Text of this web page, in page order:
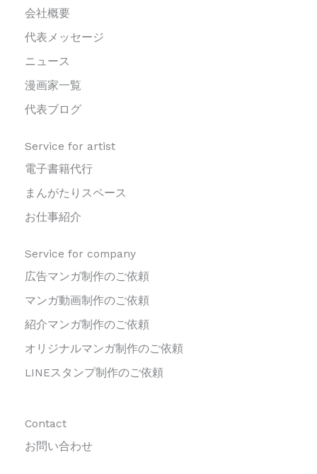
会社概要
代表メッセージ
ニュース
漫画家一覧
代表ブログ
Service for artist
電子書籍代行
まんがたりスペース
お仕事紹介
Service for company
広告マンガ制作のご依頼
マンガ動画制作のご依頼
紹介マンガ制作のご依頼
オリジナルマンガ制作のご依頼
LINEスタンプ制作のご依頼
Contact
お問い合わせ